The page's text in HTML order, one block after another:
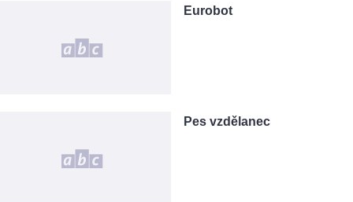
Eurobot
Pes vzdělanec